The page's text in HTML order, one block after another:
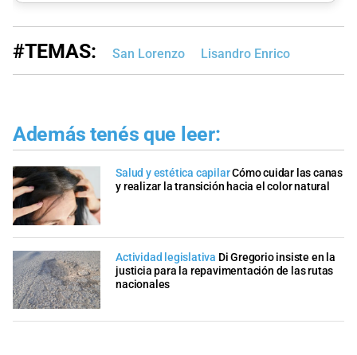
#TEMAS: San Lorenzo Lisandro Enrico
Además tenés que leer:
Salud y estética capilarCómo cuidar las canas
y realizar la transición hacia el color natural
Actividad legislativa Di Gregorio insiste en la
justicia para la repavimentación de las rutas
nacionales